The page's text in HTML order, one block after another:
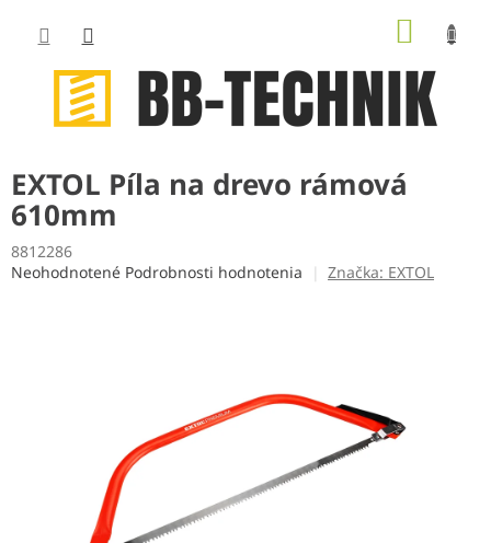
obsah
EXTOL Píla na drevo rámová
610mm
8812286
Priemerné
Neohodnotené Podrobnosti hodnotenia Značka: EXTOL